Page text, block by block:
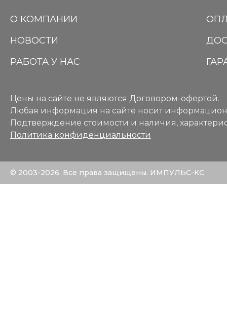
О КОМПАНИИ
НОВОСТИ
РАБОТА У НАС
Цены на сайте не являются Договором-офертой.
Любая информация на сайте носит
Подтверждение стоимости и наличия,
Политика конфиденциальности
© 2003-2026. Все права защищены. ИМПУЛЬС-КС